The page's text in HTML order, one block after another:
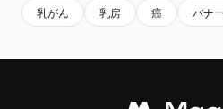
乳がん 乳房 癌 バナー